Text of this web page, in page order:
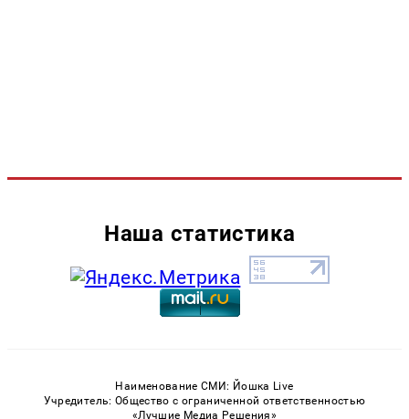
Наша статистика
Наименование СМИ: Йошка Live
Учредитель: Общество с ограниченной ответственностью
«Лучшие Медиа Решения»